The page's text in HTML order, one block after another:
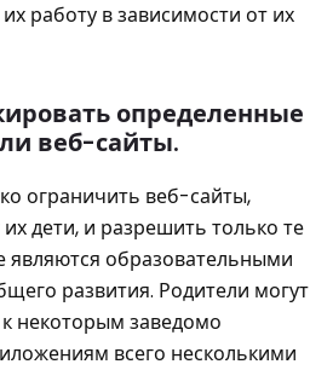
работу в зависимости от их
определенные
веб-сайты.
ограничить веб-сайты,
дети, и разрешить только те
являются образовательными
развития. Родители могут
некоторым заведомо
всего несколькими